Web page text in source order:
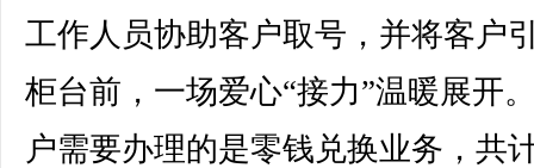
工作人员协助客户取号，并将客户
柜台前，一场爱心“接力”温暖展开
户需要办理的是零钱兑换业务，共